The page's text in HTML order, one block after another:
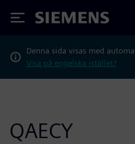
Siemens
Denna sida visas med
Visa på engelska istället?
QAECY